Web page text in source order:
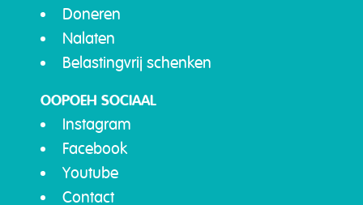
Doneren
Nalaten
Belastingvrij schenken
OOPOEH SOCIAAL
Instagram
Facebook
Youtube
Contact